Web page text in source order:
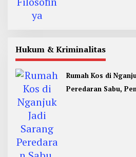
Hukum & Kriminalitas
Rumah Kos di
Peredaran Sabu,